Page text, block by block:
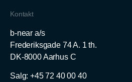
Kontakt
b-near a/s
Frederiksgade 74 A. 1 th.
DK-8000 Aarhus C
Salg: +45 72 40 00 40